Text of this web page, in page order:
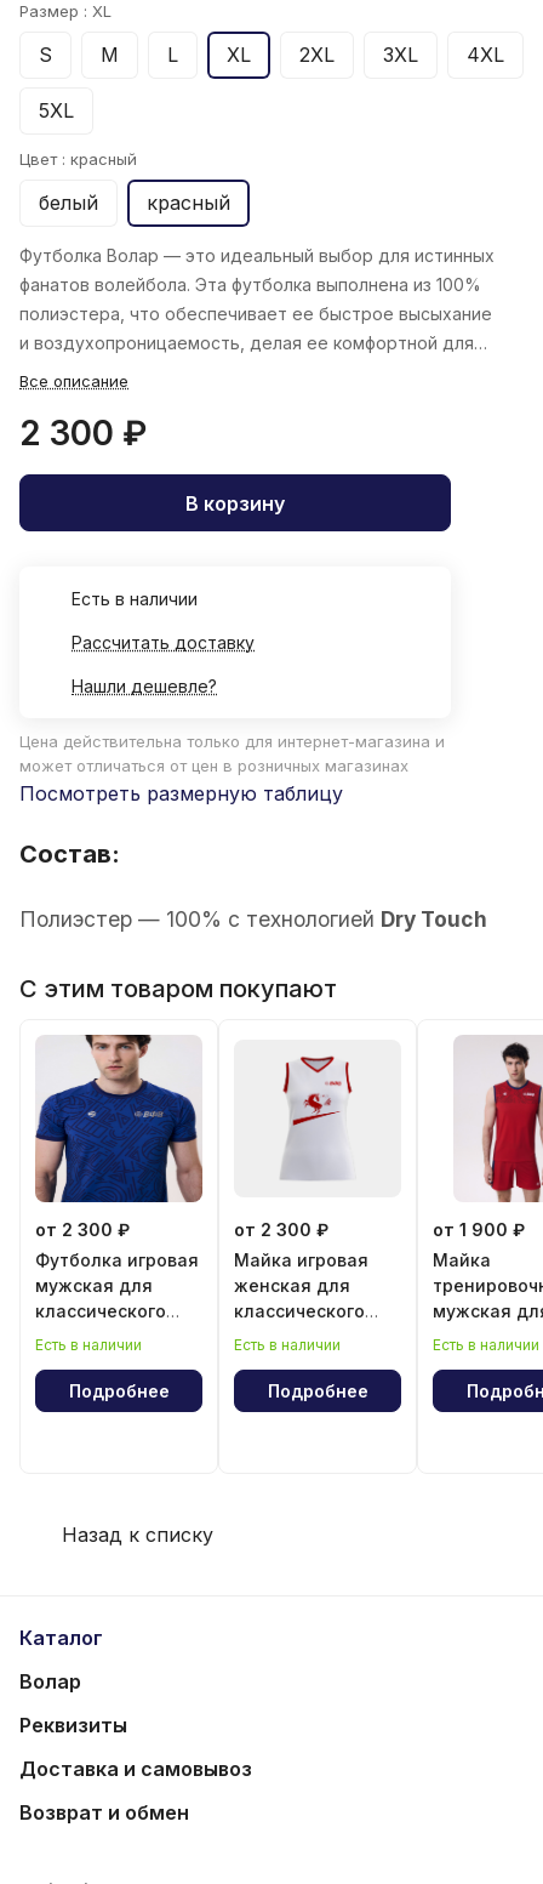
Размер : XL
S M L XL 2XL 3XL 4XL
5XL
Цвет : красный
белый красный
Футболка Волар — это идеальный выбор для истинных
фанатов волейбола. Эта футболка выполнена из 100%
полиэстера, что обеспечивает ее быстрое высыхание
и воздухопроницаемость, делая ее комфортной для
тренировок.
Все описание
2 300 ₽
В корзину
Есть в наличии
Рассчитать доставку
Нашли дешевле?
Цена действительна только для интернет-магазина и
может отличаться от цен в розничных магазинах
Посмотреть размерную таблицу
Состав:
Полиэстер — 100% с технологией Dry Touch
С этим товаром покупают
от 2 300 ₽
Футболка игровая
мужская для
классического
волейбола
Есть в наличии
Подробнее
от 2 300 ₽
Майка игровая
женская для
классического
волейбола "Год
Есть в наличии
Подробнее
от 1 900 ₽
Майка
мужская
Есть в наличии
Назад к списку
Каталог
Волар
Реквизиты
Доставка и самовывоз
Возврат и обмен